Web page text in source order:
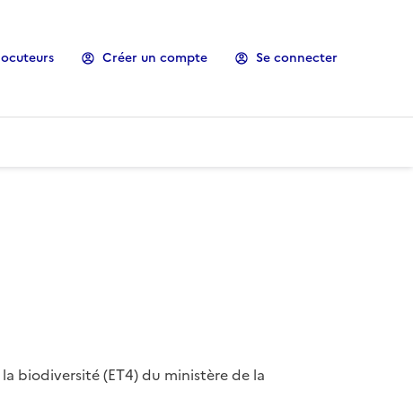
Créer un compte Se connecter
biodiversité (ET4) du ministère de la